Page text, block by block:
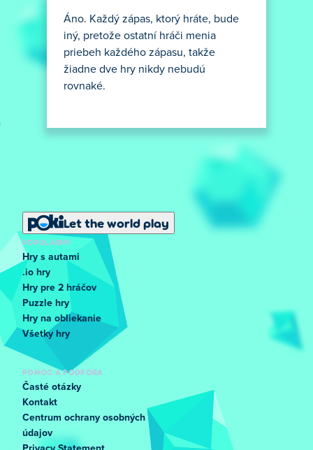
Áno. Každý zápas, ktorý hráte, bude
iný, pretože ostatní hráči menia
priebeh každého zápasu, takže
žiadne dve hry nikdy nebudú
rovnaké.
Let the world play
POPULÁRNY
Hry s autami
.io hry
Hry pre 2 hráčov
Puzzle hry
Hry na obliekanie
Všetky hry
POMOC A PODPORA
Časté otázky
Kontakt
Centrum ochrany osobných
údajov